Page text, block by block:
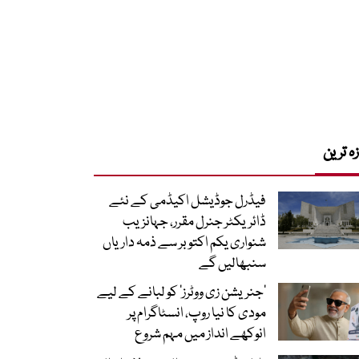
ترین
فیڈرل جوڈیشل اکیڈمی کے نئے
ڈائریکٹر جنرل مقرر، جہانزیب
شنواری یکم اکتوبر سے ذمہ داریاں
سنبھالیں گے
’جنریشن زی ووٹرز‘ کو لبانے کے لیے
مودی کا نیا روپ، انسٹاگرام پر
انوکھے انداز میں مہم شروع